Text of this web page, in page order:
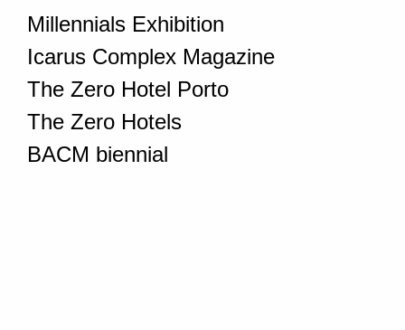
Millennials Exhibition
Icarus Complex Magazine
The Zero Hotel Porto
The Zero Hotels
BACM biennial